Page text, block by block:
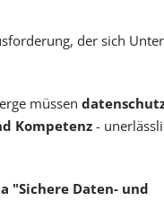
der sich
müssen
Kompetenz -
"Sichere Daten- und